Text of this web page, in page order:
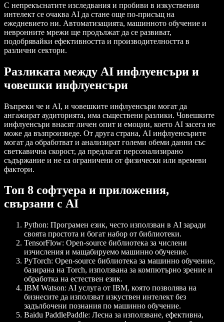
С непрекъснатите изследвания и пробиви в изкуствения
интелект се очаква AI да стане още по-присъщ на
ежедневието ни. Автоматизацията, машинното обучение и
невронните мрежи ще продължат да се развиват,
подобрявайки ефективността и производителността в
различни сектори.
Разликата между AI инфлуенсъри и
човешки инфлуенсъри
Въпреки че и AI, и човешките инфлуенсъри могат да
ангажират аудиторията, има съществени разлики. Човешките
инфлуенсъри внасят личен опит и емоции, което AI засега не
може да възпроизведе. От друга страна, AI инфлуенсърите
могат да обработват и анализират големи обеми данни със
светкавична скорост, да предлагат персонализирано
съдържание и не са ограничени от физически или времеви
фактори.
Топ 8 софтуера и приложения,
свързани с AI
Python: Програмен език, често използван в AI заради
своята простота и богат набор от библиотеки.
TensorFlow: Open-source библиотека за числени
изчисления и мащабируемо машинно обучение.
PyTorch: Open-source библиотека за машинно обучение,
базирана на Torch, използвана за компютърно зрение и
обработка на естествен език.
IBM Watson: AI услуга от IBM, която позволява на
бизнесите да използват изкуствен интелект без
задълбочени познания по машинно обучение.
Baidu PaddlePaddle: Лесна за използване, ефективна,